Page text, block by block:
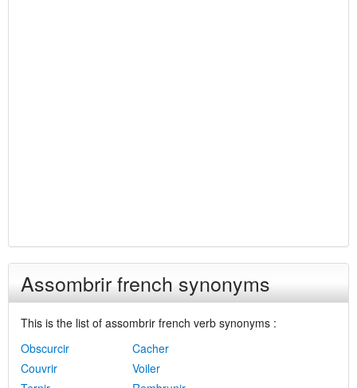
Assombrir french synonyms
This is the list of assombrir french verb synonyms :
Obscurcir
Cacher
Couvrir
Voiler